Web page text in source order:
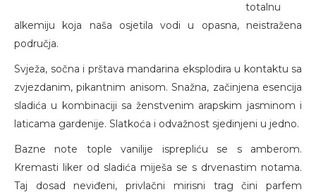
totalnu
alkemiju koja naša osjetila vodi u opasna, neistražena
područja.
Svježa, sočna i prštava mandarina eksplodira u kontaktu sa
zvjezdanim, pikantnim anisom. Snažna, začinjena esencija
sladića u kombinaciji sa ženstvenim arapskim jasminom i
laticama gardenije. Slatkoća i odvažnost sjedinjeni u jedno.
Bazne note tople vanilije isprepliću se s amberom.
Kremasti liker od sladića miješa se s drvenastim notama.
Taj dosad neviđeni, privlačni mirisni trag čini parfem